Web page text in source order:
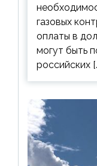
газовых
оплаты в
могут быть
российских